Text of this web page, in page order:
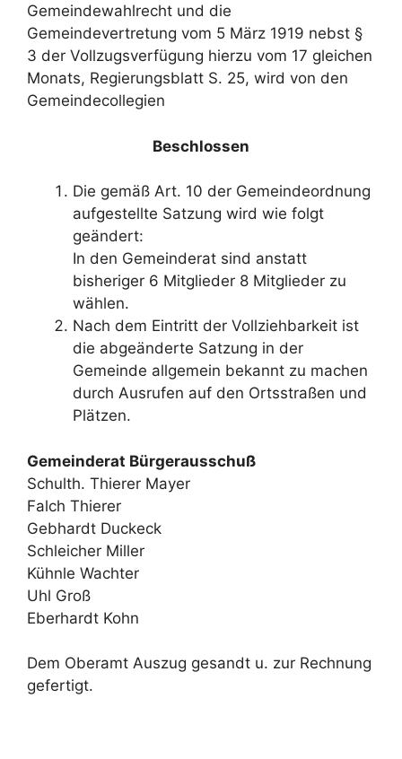
Gemeindewahlrecht und die
Gemeindevertretung vom 5 März 1919 nebst §
3 der Vollzugsverfügung hierzu vom 17 gleichen
Monats, Regierungsblatt S. 25, wird von den
Gemeindecollegien
Beschlossen
Die gemäß Art. 10 der Gemeindeordnung
aufgestellte Satzung wird wie folgt
geändert:
In den Gemeinderat sind anstatt
bisheriger 6 Mitglieder 8 Mitglieder zu
wählen.
Nach dem Eintritt der Vollziehbarkeit ist
die abgeänderte Satzung in der
Gemeinde allgemein bekannt zu machen
durch Ausrufen auf den Ortsstraßen und
Plätzen.
Gemeinderat Bürgerausschuß
Schulth. Thierer Mayer
Falch Thierer
Gebhardt Duckeck
Schleicher Miller
Kühnle Wachter
Uhl Groß
Eberhardt Kohn
Dem Oberamt Auszug gesandt u. zur Rechnung
gefertigt.